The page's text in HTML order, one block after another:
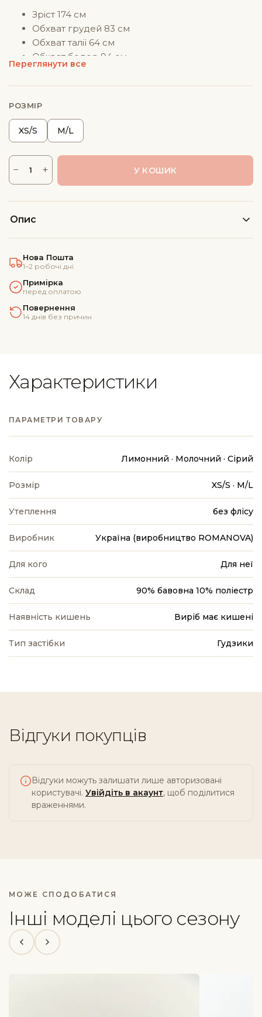
Зріст 174 см
Обхват грудей 83 см
Обхват талії 64 см
Обхват бедер 94 см
На моделі розмір хс/с
Переглянути все
РОЗМІР
XS/S M/L
−
лимонного
кольору
вишивкою
oversize
+ У КОШИК
Опис
Нова Пошта
1–2 робочі дні
Примірка
перед оплатою
Повернення
14 днів без причин
Характеристики
ПАРАМЕТРИ ТОВАРУ
Колір Лимонний · Молочний · Сірий
Розмір XS/S · M/L
Утеплення без флісу
Виробник Україна (виробництво ROMANOVA)
Для кого Для неї
Склад 90% бавовна 10% поліестр
Наявність кишень Виріб має кишені
Тип застібки Гудзики
Відгуки покупців
Відгуки можуть залишати лише авторизовані
користувачі. Увійдіть в акаунт, щоб поділитися
враженнями.
МОЖЕ СПОДОБАТИСЯ
Інші моделі цього сезону